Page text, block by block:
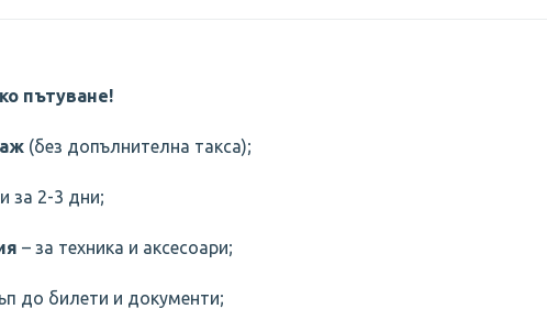
пътуване!
(без допълнителна такса);
за 2-3 дни;
– за техника и аксесоари;
до билети и документи;